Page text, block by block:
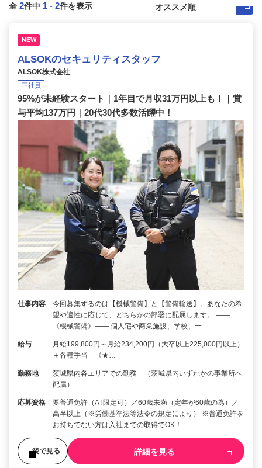
全 2件中 1 - 2件を表示
NEW
ALSOKのセキュリティスタッフ
ALSOK株式会社
正社員
95%が未経験スタート｜1年目で月収31万円以上も！｜賞
与平均137万円｜20代30代多数活躍中！
仕事内容
今回募集するのは【機械警備】と【警備輸送】。あなたの希
望や適性に応じて、どちらかの部署に配属します。 ――
《機械警備》―― 個人宅や商業施設、学校、一…
給与
月給199,800円～月給234,200円（大卒以上225,000円以上）
＋各種手当 《★…
勤務地
茨城県内各エリアでの勤務 （茨城県内いずれかの事業所へ
配属）
応募資格
要普通免許（AT限定可）／60歳未満（定年が60歳の為）／
高卒以上（※労働基準法等法令の規定により） ※普通免許を
お持ちでない方は入社までの取得でOK！
後で見る 詳細を見る